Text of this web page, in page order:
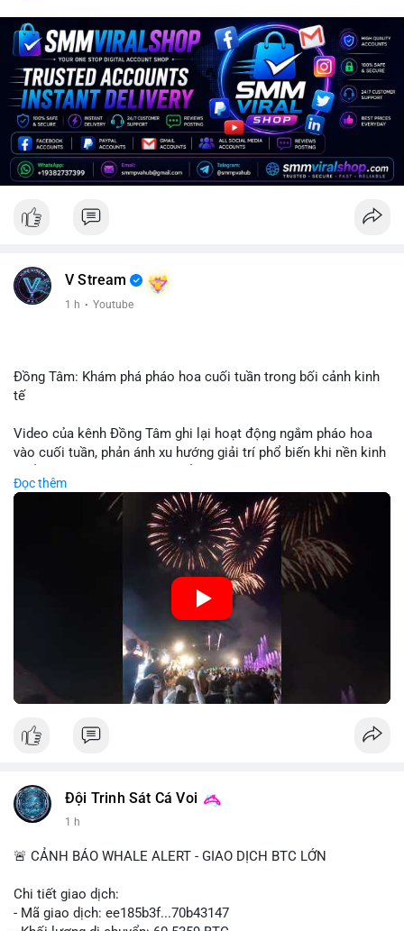
V Stream
1 h · Youtube
Đồng Tâm: Khám phá pháo hoa cuối tuần trong bối cảnh kinh
tế
Video của kênh Đồng Tâm ghi lại hoạt động ngắm pháo hoa
vào cuối tuần, phản ánh xu hướng giải trí phổ biến khi nền kinh
trải nghiệm hơn là đầu tư vào tài sản vật chất. Trong bối cảnh
lãi suất ổn định và thị trường crypto ổn định, hoạt động giải trí
như vậy thường tăng trưởng khi người dân có khả năng chi
tiêu. Tuy nhiên, sự ưu tiên giải trí có thể ảnh hưởng đến tỷ lệ
tiết kiệm hoặc đầu tư vào crypto nếu người tiêu dùng chuyển
🎥 Xem video trực tiếp tại:
Nguồn: Đồng Tâm
Đọc thêm
Đội Trinh Sát Cá Voi
1 h
🚨 CẢNH BÁO WHALE ALERT - GIAO DỊCH BTC LỚN
Chi tiết giao dịch:
- Mã giao dịch: ee185b3f...70b43147